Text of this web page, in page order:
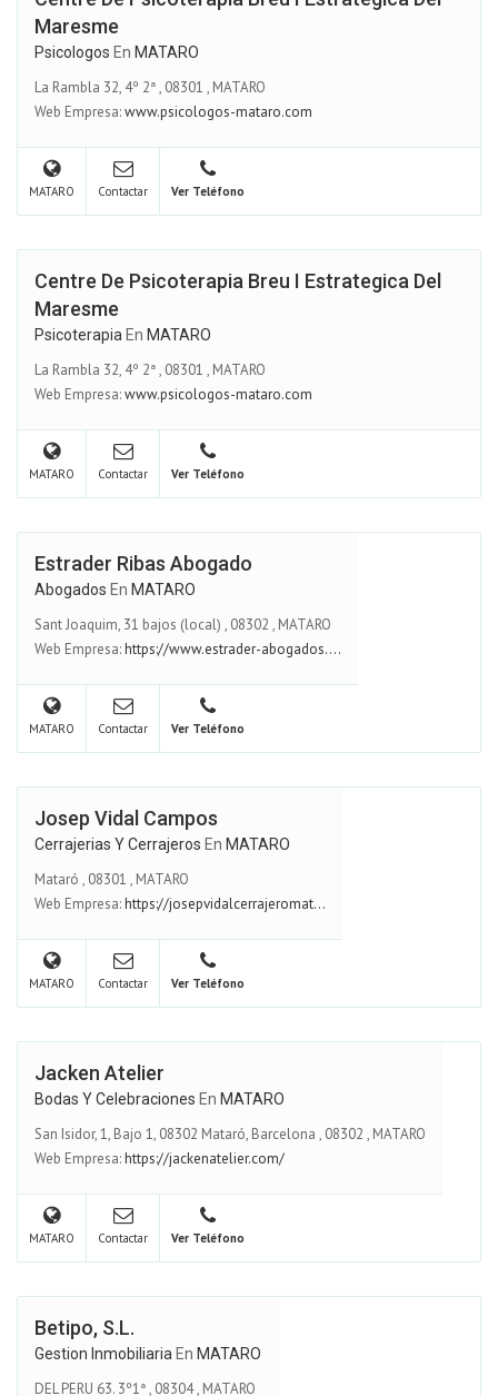
Maresme
Psicologos En MATARO
La Rambla 32, 4º 2ª, 08301 , MATARO
Web Empresa:www.psicologos-mataro.com
MATARO Contactar Ver Teléfono
Centre De Psicoterapia Breu I Estrategica Del
Maresme
Psicoterapia En MATARO
La Rambla 32, 4º 2ª, 08301 , MATARO
Web Empresa:www.psicologos-mataro.com
MATARO Contactar Ver Teléfono
Estrader Ribas Abogado
Abogados En MATARO
Sant Joaquim, 31 bajos (local) , 08302 , MATARO
Web Empresa:https://www.estrader-abogados....
MATARO Contactar Ver Teléfono
Josep Vidal Campos
Cerrajerias Y Cerrajeros En MATARO
Mataró , 08301 , MATARO
Web Empresa:https://josepvidalcerrajeromat...
MATARO Contactar Ver Teléfono
Jacken Atelier
Bodas Y Celebraciones En MATARO
San Isidor, 1, Bajo 1, 08302 Mataró, Barcelona , 08302 , MATARO
Web Empresa:https://jackenatelier.com/
MATARO Contactar Ver Teléfono
Betipo, S.L.
Gestion Inmobiliaria En MATARO
DEL PERU 63. 3º1ª, 08304, MATARO